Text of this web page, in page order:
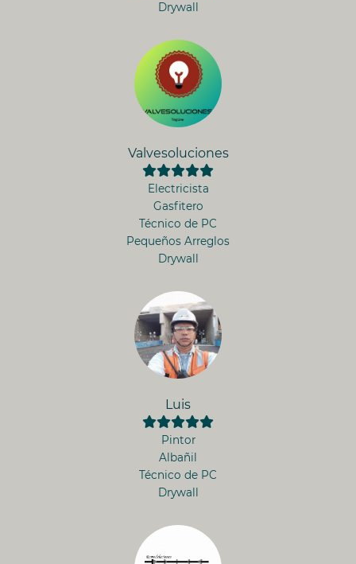
Drywall
Valvesoluciones
Electricista
Gasfitero
Técnico de PC
Pequeños Arreglos
Drywall
Luis
Pintor
Albañil
Técnico de PC
Drywall